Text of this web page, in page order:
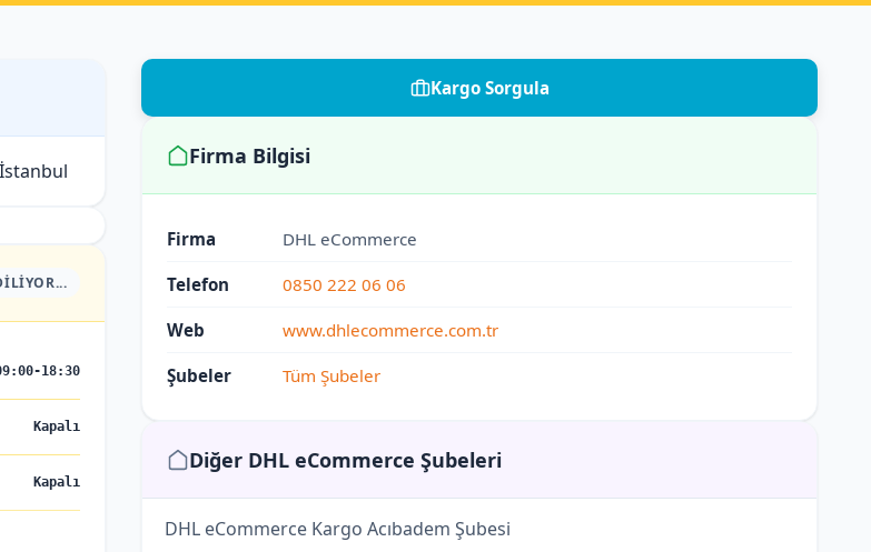
18:30
Kapalı
Kapalı
Kargo Sorgula
Firma Bilgisi
Firma DHL eCommerce
Telefon 0850 222 06 06
Web www.dhlecommerce.com.tr
Şubeler Tüm Şubeler
Diğer DHL eCommerce Şubeleri
DHL eCommerce Kargo Acıbadem Şubesi